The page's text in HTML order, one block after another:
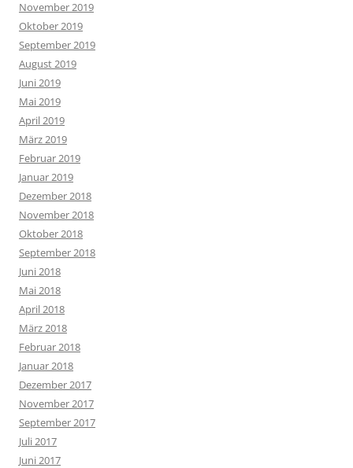
November 2019
Oktober 2019
September 2019
August 2019
Juni 2019
Mai 2019
April 2019
März 2019
Februar 2019
Januar 2019
Dezember 2018
November 2018
Oktober 2018
September 2018
Juni 2018
Mai 2018
April 2018
März 2018
Februar 2018
Januar 2018
Dezember 2017
November 2017
September 2017
Juli 2017
Juni 2017